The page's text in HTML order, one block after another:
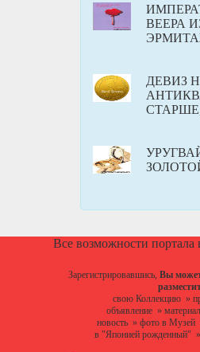
ВЕЕРА
ДЕВИЗ
Все возможности
Зарегистрировавшись, Вы
свою Коллекцию»
объявление»
новость» фото в Музей
в "Японией рожденный" »